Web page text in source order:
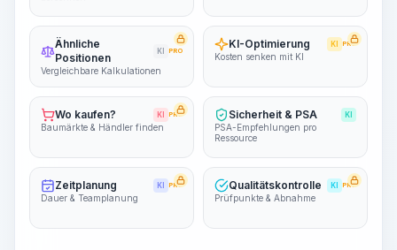
Ähnliche
Positionen
KI PRO
Vergleichbare Kalkulationen
KI-Optimierung KI PRO
Kosten senken mit KI
Wo kaufen? KI PRO
Baumärkte & Händler finden
Sicherheit & PSA KI
PSA-Empfehlungen pro
Ressource
Zeitplanung KI PRO
Dauer & Teamplanung
Qualitätskontrolle KI PRO
Prüfpunkte & Abnahme